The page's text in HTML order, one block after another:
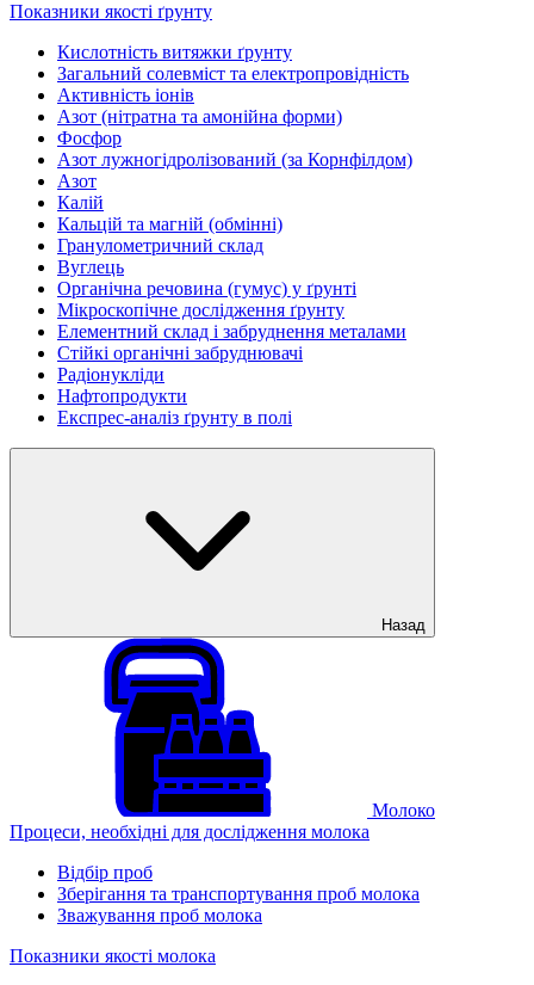
Показники якості ґрунту
Кислотність витяжки ґрунту
Загальний солевміст та електропровідність
Активність іонів
Азот (нітратна та амонійна форми)
Фосфор
Азот лужногідролізований (за Корнфілдом)
Азот
Калій
Кальцій та магній (обмінні)
Гранулометричний склад
Вуглець
Органічна речовина (гумус) у ґрунті
Мікроскопічне дослідження ґрунту
Елементний склад і забруднення металами
Стійкі органічні забруднювачі
Радіонукліди
Нафтопродукти
Експрес-аналіз ґрунту в полі
Назад
Молоко
Процеси, необхідні для дослідження молока
Відбір проб
Зберігання та транспортування проб молока
Зважування проб молока
Показники якості молока